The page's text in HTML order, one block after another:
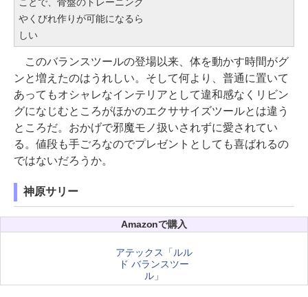
ことで、骨盤のトレーニング
やくびれ作りが可能になるら
しい
このバランスツールの登場以来、体を動かす時間がグ
ンと増えたのはうれしい。そして何より、普通に置いて
あってもオシャレなインテリアとして違和感なくリビン
グになじむところがほかのエクササイズツールとは違う
ところだ。おかげで邪魔モノ扱いされずに愛されてい
る。値段も手ごろなのでプレゼントとしても喜ばれるの
ではないだろうか。
神原サリー
Amazonで購入
アテックス「ルル
ド バランスツー
ル」